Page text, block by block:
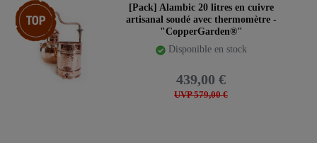
Article phare
[Pack] Alambic 20 litres en cuivre
artisanal soudé avec thermomètre -
"CopperGarden®"
Disponible en stock
UVP 579,00 €
439,00 €